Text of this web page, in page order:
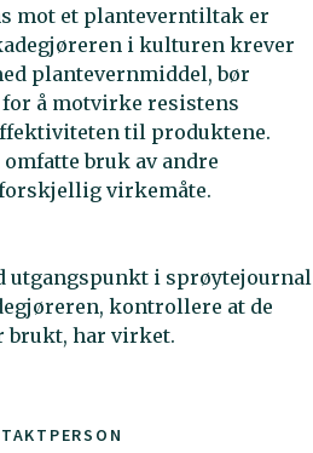
mot et planteverntiltak er
i kulturen krever
plantevernmiddel, bør
å motvirke resistens
til produktene.
bruk av andre
virkemåte.
utgangspunkt i sprøytejournal
kontrollere at de
brukt, har virket.